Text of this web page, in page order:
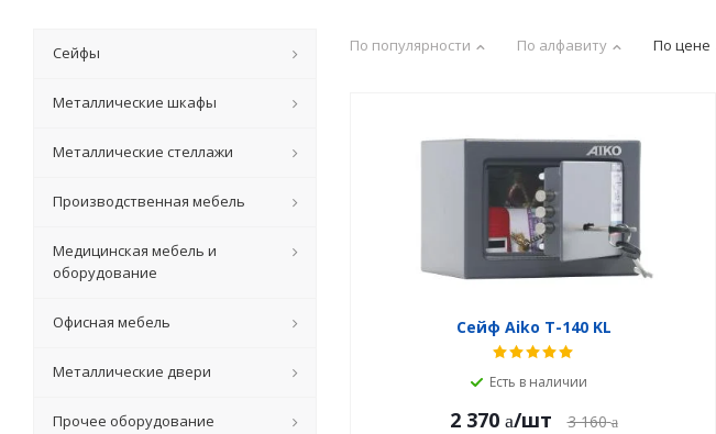
По популярности По алфавиту По цене
Сейф Aiko T-140 KL
Есть в наличии
2 370 /шт 3 160
Сейфы
Металлические шкафы
Металлические стеллажи
Производственная мебель
Медицинская мебель и
оборудование
Офисная мебель
Металлические двери
Прочее оборудование